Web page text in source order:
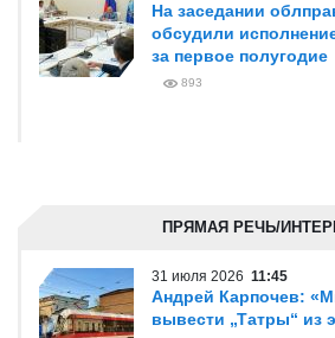
На заседании
обсудили
за первое полугодие
893
ПРЯМАЯ РЕЧЬ/
31 июля 2026 11:45
Андрей Карпочев:
вывести „Татры“ из